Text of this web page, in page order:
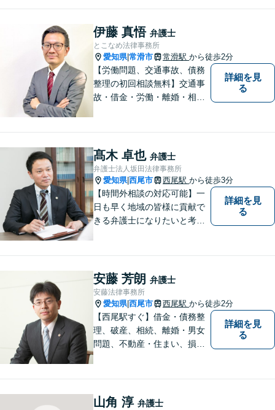
い。
伊藤 真悟 弁護士
とこなめ法律事務所
愛知県|常滑市 常滑駅 から徒歩2分
【労働問題、交通事故、債務
整理の初回相談無料】交通事
故・借金・労働・離婚・相続
町、東浦町、美浜町、南知多
町などでお困りの方がいまし
たらすぐにご相談ください。
詳細を見
る
髙木 卓也 弁護士
弁護士法人坂田法律事務所
愛知県|西尾市 西尾駅 から徒歩3分
【時間外相談の対応可能】一
日も早く地域の皆様に貢献で
きる弁護士になりたいと考え
ださい
詳細を見
る
安藤 芳朗 弁護士
安藤法律事務所
愛知県|西尾市 西尾駅 から徒歩2分
【西尾駅すぐ】借金・債務整
理、破産、相続、離婚・男女
問題、不動産・住まい、損害
詳細を見
る
山角 淳 弁護士